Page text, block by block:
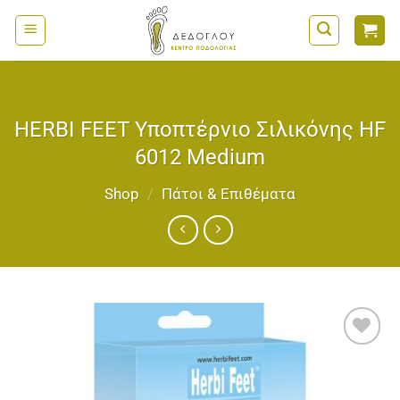
Μετάβαση
στο
περιεχόμενο
HERBI FEET Υποπτέρνιο Σιλικόνης HF
6012 Medium
Shop / Πάτοι & Επιθέματα